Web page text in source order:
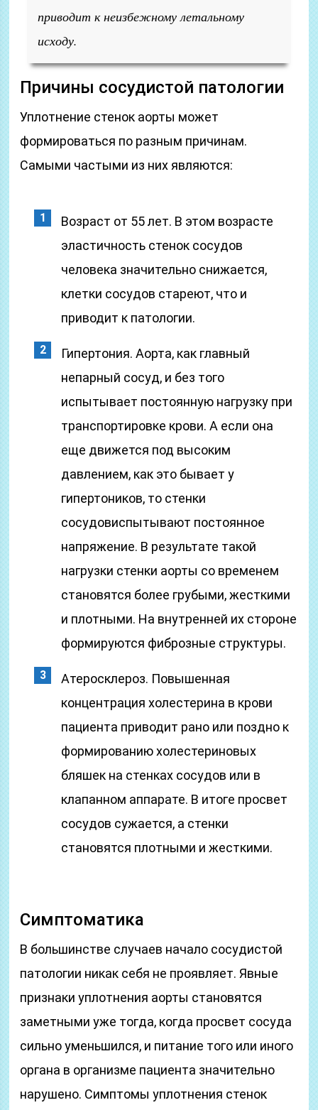
приводит к неизбежному летальному
исходу.
Причины сосудистой патологии
Уплотнение стенок аорты может
формироваться по разным причинам.
Самыми частыми из них являются:
Возраст от 55 лет. В этом возрасте
эластичность стенок сосудов
человека значительно снижается,
клетки сосудов стареют, что и
приводит к патологии.
Гипертония. Аорта, как главный
непарный сосуд, и без того
испытывает постоянную нагрузку при
транспортировке крови. А если она
еще движется под высоким
давлением, как это бывает у
гипертоников, то стенки
сосудовиспытывают постоянное
напряжение. В результате такой
нагрузки стенки аорты со временем
становятся более грубыми, жесткими
и плотными. На внутренней их стороне
формируются фиброзные структуры.
Атеросклероз. Повышенная
концентрация холестерина в крови
пациента приводит рано или поздно к
формированию холестериновых
бляшек на стенках сосудов или в
клапанном аппарате. В итоге просвет
сосудов сужается, а стенки
становятся плотными и жесткими.
Симптоматика
В большинстве случаев начало сосудистой
патологии никак себя не проявляет. Явные
признаки уплотнения аорты становятся
заметными уже тогда, когда просвет сосуда
сильно уменьшился, и питание того или иного
органа в организме пациента значительно
нарушено. Симптомы уплотнения стенок